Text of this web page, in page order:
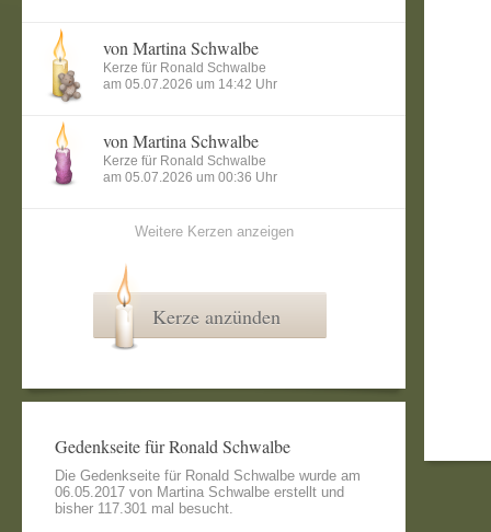
von Martina Schwalbe
Kerze für Ronald Schwalbe
am 05.07.2026 um 14:42 Uhr
von Martina Schwalbe
Kerze für Ronald Schwalbe
am 05.07.2026 um 00:36 Uhr
Weitere Kerzen anzeigen
Kerze anzünden
Gedenkseite für Ronald Schwalbe
Die Gedenkseite für Ronald Schwalbe wurde am
06.05.2017 von Martina Schwalbe erstellt und
bisher 117.301 mal besucht.